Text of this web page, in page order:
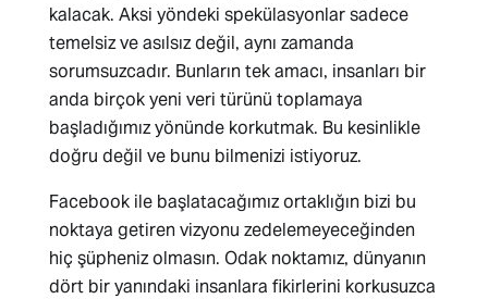
kalacak. Aksi yöndeki spekülasyonlar sadece
temelsiz ve asılsız değil, aynı zamanda
sorumsuzcadır. Bunların tek amacı, insanları bir
anda birçok yeni veri türünü toplamaya
başladığımız yönünde korkutmak. Bu kesinlikle
doğru değil ve bunu bilmenizi istiyoruz.
Facebook ile başlatacağımız ortaklığın bizi bu
noktaya getiren vizyonu zedelemeyeceğinden
hiç şüpheniz olmasın. Odak noktamız, dünyanın
dört bir yanındaki insanlara fikirlerini korkusuzca